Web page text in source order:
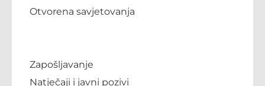
Otvorena savjetovanja
Zapošljavanje
Natječaji i javni pozivi